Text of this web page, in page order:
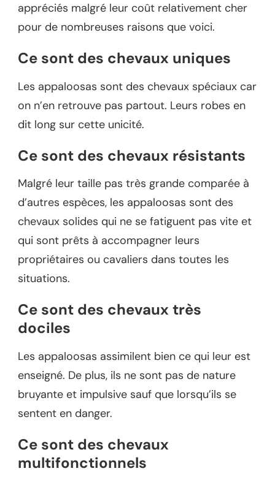
appréciés malgré leur coût relativement cher
pour de nombreuses raisons que voici.
Ce sont des chevaux uniques
Les appaloosas sont des chevaux spéciaux car
on n’en retrouve pas partout. Leurs robes en
dit long sur cette unicité.
Ce sont des chevaux résistants
Malgré leur taille pas très grande comparée à
d’autres espèces, les appaloosas sont des
chevaux solides qui ne se fatiguent pas vite et
qui sont prêts à accompagner leurs
propriétaires ou cavaliers dans toutes les
situations.
Ce sont des chevaux très
dociles
Les appaloosas assimilent bien ce qui leur est
enseigné. De plus, ils ne sont pas de nature
bruyante et impulsive sauf que lorsqu’ils se
sentent en danger.
Ce sont des chevaux
multifonctionnels